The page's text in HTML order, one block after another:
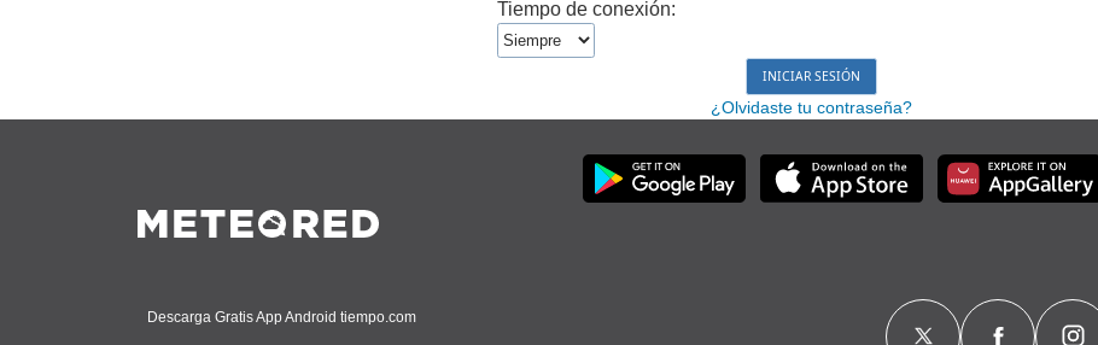
Tiempo de conexión:
¿Olvidaste tu contraseña?
Descarga Gratis App Android tiempo.com